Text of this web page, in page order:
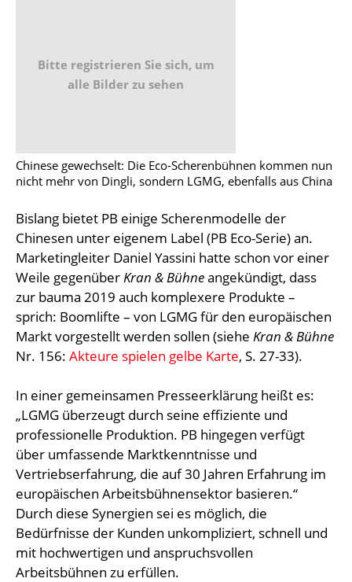
Bitte registrieren Sie sich, um
alle Bilder zu sehen
Chinese gewechselt: Die Eco-Scherenbühnen kommen nun
nicht mehr von Dingli, sondern LGMG, ebenfalls aus China
Bislang bietet PB einige Scherenmodelle der
Chinesen unter eigenem Label (PB Eco-Serie) an.
Marketingleiter Daniel Yassini hatte schon vor einer
Weile gegenüberKran & Bühneangekündigt, dass
zur bauma 2019 auch komplexere Produkte –
sprich: Boomlifte – von LGMG für den europäischen
Markt vorgestellt werden sollen (siehe Kran & Bühne
Nr. 156: Akteure spielen gelbe Karte, S. 27-33).
In einer gemeinsamen Presseerklärung heißt es:
„LGMG überzeugt durch seine effiziente und
professionelle Produktion. PB hingegen verfügt
über umfassende Marktkenntnisse und
Vertriebserfahrung, die auf 30 Jahren Erfahrung im
europäischen Arbeitsbühnensektor basieren.“
Durch diese Synergien sei es möglich, die
Bedürfnisse der Kunden unkompliziert, schnell und
mit hochwertigen und anspruchsvollen
Arbeitsbühnen zu erfüllen.